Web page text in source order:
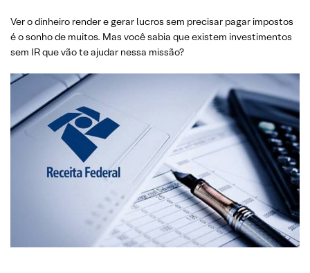
Ver o dinheiro render e gerar lucros sem precisar pagar impostos
é o sonho de muitos. Mas você sabia que existem investimentos
sem IR que vão te ajudar nessa missão?